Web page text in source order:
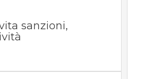
sanzioni,